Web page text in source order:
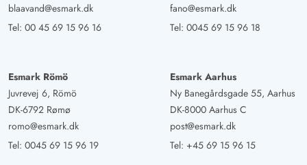
blaavand@esmark.dk
Tel: 00 45 69 15 96 16
fano@esmark.dk
Tel: 0045 69 15 96 18
Esmark Römö
Juvrevej 6, Römö
DK-6792 Rømø
romo@esmark.dk
Tel: 0045 69 15 96 19
Esmark Aarhus
Ny Banegårdsgade 55, Aarhus
DK-8000 Aarhus C
post@esmark.dk
Tel: +45 69 15 96 15